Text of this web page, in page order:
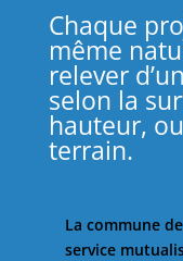
Chaque
même
relever
selon la
hauteur,
terrain.
La commune de
service